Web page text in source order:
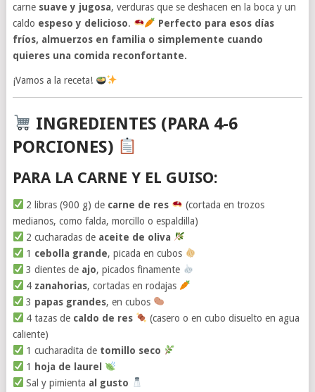
carne suave y jugosa, verduras que se deshacen en la boca y un
caldo espeso y delicioso.
Perfecto para esos días
fríos, almuerzos en familia o simplemente cuando
quieres una comida reconfortante.
¡Vamos a la receta!
INGREDIENTES (PARA 4-6
PORCIONES)
PARA LA CARNE Y EL GUISO:
2 libras (900 g) de carne de res
(cortada en trozos
medianos, como falda, morcillo o espaldilla)
2 cucharadas de aceite de oliva
1 cebolla grande, picada en cubos
3 dientes de ajo, picados finamente
4 zanahorias, cortadas en rodajas
3 papas grandes, en cubos
4 tazas de caldo de res
(casero o en cubo disuelto en agua
caliente)
1 cucharadita de tomillo seco
1
hoja de laurel
Sal y pimienta al gusto